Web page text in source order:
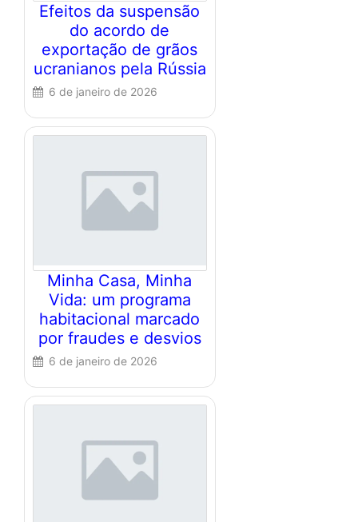
Efeitos da suspensão
do acordo de
exportação de grãos
ucranianos pela Rússia
6 de janeiro de 2026
Minha Casa, Minha
Vida: um programa
habitacional marcado
por fraudes e desvios
6 de janeiro de 2026